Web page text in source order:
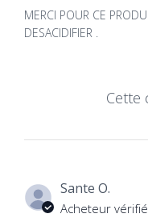
MERCI POUR CE
DESACIDIFIER .
Cette
Sante O.
Acheteur vérifié